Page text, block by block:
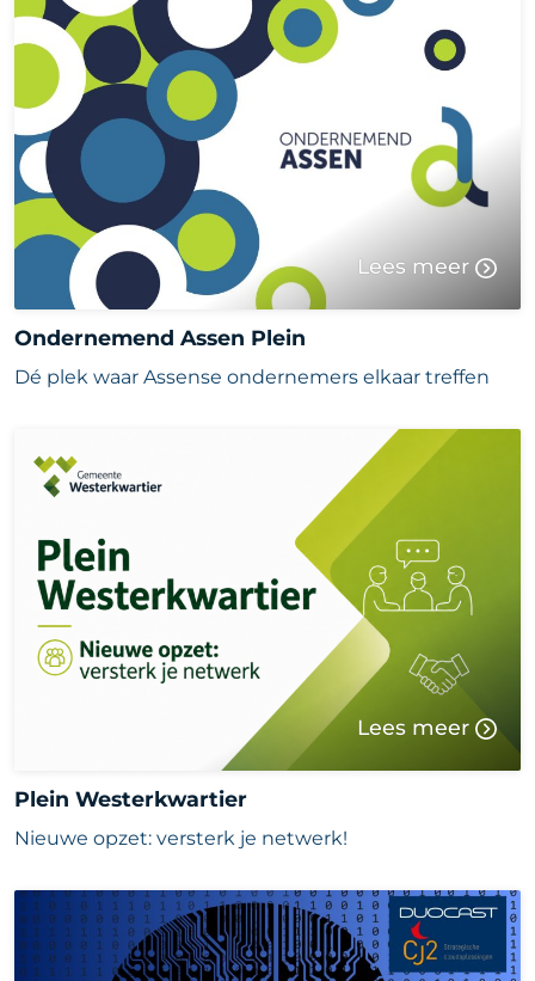
Lees meer
Ondernemend Assen Plein
Dé plek waar Assense ondernemers elkaar treffen
Lees meer
Plein Westerkwartier
Nieuwe opzet: versterk je netwerk!